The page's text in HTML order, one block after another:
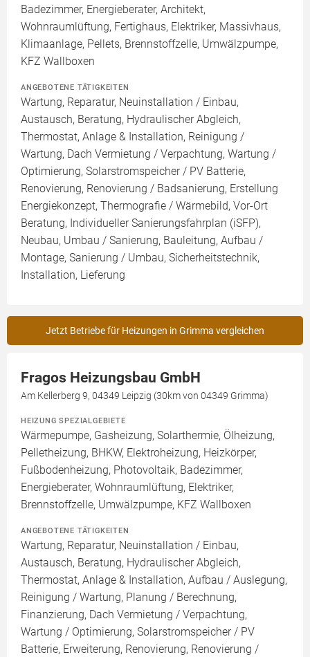
Badezimmer, Energieberater, Architekt,
Wohnraumlüftung, Fertighaus, Elektriker, Massivhaus,
Klimaanlage, Pellets, Brennstoffzelle, Umwälzpumpe,
KFZ Wallboxen
ANGEBOTENE TÄTIGKEITEN
Wartung, Reparatur, Neuinstallation / Einbau,
Austausch, Beratung, Hydraulischer Abgleich,
Thermostat, Anlage & Installation, Reinigung /
Wartung, Dach Vermietung / Verpachtung, Wartung /
Optimierung, Solarstromspeicher / PV Batterie,
Renovierung, Renovierung / Badsanierung, Erstellung
Energiekonzept, Thermografie / Wärmebild, Vor-Ort
Beratung, Individueller Sanierungsfahrplan (iSFP),
Neubau, Umbau / Sanierung, Bauleitung, Aufbau /
Montage, Sanierung / Umbau, Sicherheitstechnik,
Installation, Lieferung
Jetzt Betriebe für Heizungen in Grimma vergleichen
Fragos Heizungsbau GmbH
Am Kellerberg 9, 04349 Leipzig (30km von 04349 Grimma)
HEIZUNG SPEZIALGEBIETE
Wärmepumpe, Gasheizung, Solarthermie, Ölheizung,
Pelletheizung, BHKW, Elektroheizung, Heizkörper,
Fußbodenheizung, Photovoltaik, Badezimmer,
Energieberater, Wohnraumlüftung, Elektriker,
Brennstoffzelle, Umwälzpumpe, KFZ Wallboxen
ANGEBOTENE TÄTIGKEITEN
Wartung, Reparatur, Neuinstallation / Einbau,
Austausch, Beratung, Hydraulischer Abgleich,
Thermostat, Anlage & Installation, Aufbau / Auslegung,
Reinigung / Wartung, Planung / Berechnung,
Finanzierung, Dach Vermietung / Verpachtung,
Wartung / Optimierung, Solarstromspeicher / PV
Batterie, Erweiterung, Renovierung, Renovierung /